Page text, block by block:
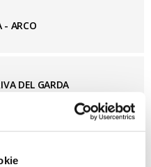
- ARCO
DEL GARDA